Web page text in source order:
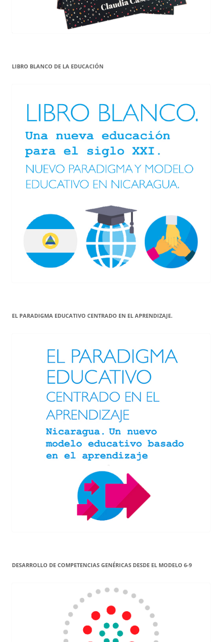
LIBRO BLANCO DE LA EDUCACIÓN
EL PARADIGMA EDUCATIVO CENTRADO EN EL APRENDIZAJE.
DESARROLLO DE COMPETENCIAS GENÉRICAS DESDE EL MODELO 6-9